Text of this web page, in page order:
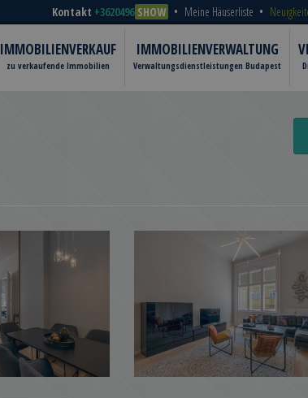
Kontakt +3620496 SHOW Meine Häuserliste
IMMOBILIENVERKAUF
zu verkaufende Immobilien
IMMOBILIENVERWALTUNG
Verwaltungsdienstleistungen Budapest